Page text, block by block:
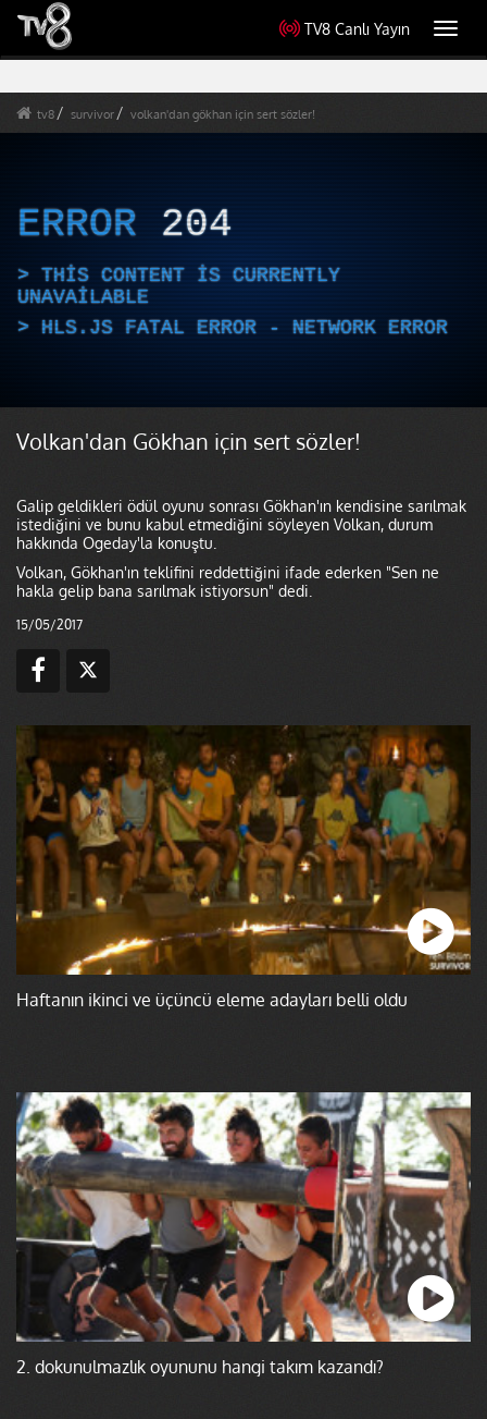
TV8 Canlı Yayın
tv8 survivor volkan'dan gökhan için sert sözler!
ERROR 204
THIS CONTENT IS CURRENTLY
UNAVAILABLE
HLS.JS FATAL ERROR - NETWORK ERROR
Volkan'dan Gökhan için sert sözler!
Galip geldikleri ödül oyunu sonrası Gökhan'ın kendisine sarılmak
istediğini ve bunu kabul etmediğini söyleyen Volkan, durum
hakkında Ogeday'la konuştu.
Volkan, Gökhan'ın teklifini reddettiğini ifade ederken "Sen ne
hakla gelip bana sarılmak istiyorsun" dedi.
15/05/2017
Haftanın ikinci ve üçüncü eleme adayları belli oldu
2. dokunulmazlık oyununu hangi takım kazandı?